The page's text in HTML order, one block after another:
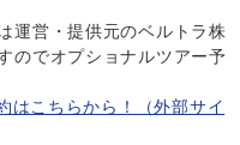
運営・提供元のベルトラ株
のでオプショナルツアー予
はこちらから！（外部サイ